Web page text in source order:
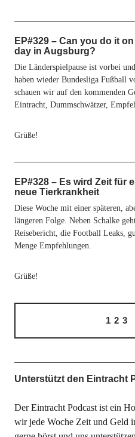
EP#329 – Can you do it
day in Augsburg?
Die Länderspielpause ist vorbei
haben wieder Bundesliga Fußball
schauen wir auf den kommenden
Eintracht, Dummschwätzer,
Grüße!
EP#328 – Es wird Zeit für
neue Tierkrankheit
Diese Woche mit einer späteren,
längeren Folge. Neben Schalke
Reisebericht, die Football Leaks,
Menge Empfehlungen.
Grüße!
1 2 3
Unterstützt den Eintracht
Der Eintracht Podcast ist ein
wir jede Woche Zeit und Geld